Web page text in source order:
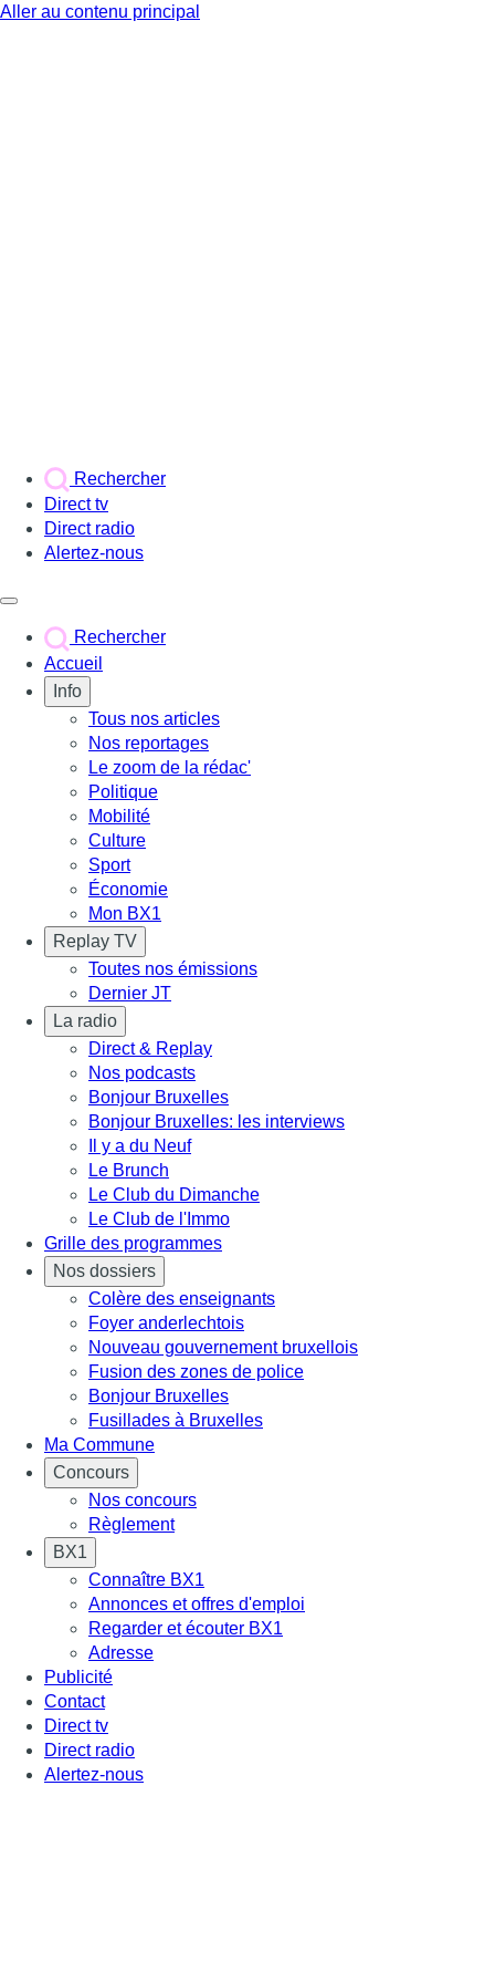
Aller au contenu principal
Rechercher
Direct tv
Direct radio
Alertez-nous
Rechercher
Accueil
Info
Tous nos articles
Nos reportages
Le zoom de la rédac'
Politique
Mobilité
Culture
Sport
Économie
Mon BX1
Replay TV
Toutes nos émissions
Dernier JT
La radio
Direct & Replay
Nos podcasts
Bonjour Bruxelles
Bonjour Bruxelles: les interviews
Il y a du Neuf
Le Brunch
Le Club du Dimanche
Le Club de l'Immo
Grille des programmes
Nos dossiers
Colère des enseignants
Foyer anderlechtois
Nouveau gouvernement bruxellois
Fusion des zones de police
Bonjour Bruxelles
Fusillades à Bruxelles
Ma Commune
Concours
Nos concours
Règlement
BX1
Connaître BX1
Annonces et offres d'emploi
Regarder et écouter BX1
Adresse
Publicité
Contact
Direct tv
Direct radio
Alertez-nous